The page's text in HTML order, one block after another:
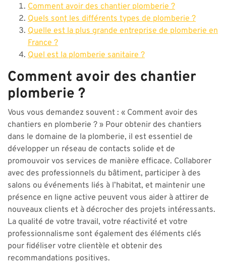
Comment avoir des chantier plomberie ?
Quels sont les différents types de plomberie ?
Quelle est la plus grande entreprise de plomberie en
France ?
Quel est la plomberie sanitaire ?
Comment avoir des chantier
plomberie ?
Vous vous demandez souvent : « Comment avoir des
chantiers en plomberie ? » Pour obtenir des chantiers
dans le domaine de la plomberie, il est essentiel de
développer un réseau de contacts solide et de
promouvoir vos services de manière efficace. Collaborer
avec des professionnels du bâtiment, participer à des
salons ou événements liés à l’habitat, et maintenir une
présence en ligne active peuvent vous aider à attirer de
nouveaux clients et à décrocher des projets intéressants.
La qualité de votre travail, votre réactivité et votre
professionnalisme sont également des éléments clés
pour fidéliser votre clientèle et obtenir des
recommandations positives.